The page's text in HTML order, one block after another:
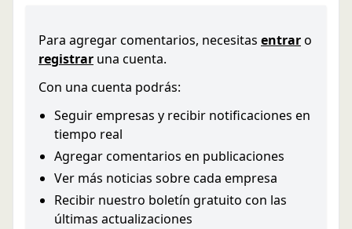
Para agregar comentarios, necesitas entraro
registrar una cuenta.
Con una cuenta podrás:
Seguir empresas y recibir notificaciones en
tiempo real
Agregar comentarios en publicaciones
Ver más noticias sobre cada empresa
Recibir nuestro boletín gratuito con las
últimas actualizaciones